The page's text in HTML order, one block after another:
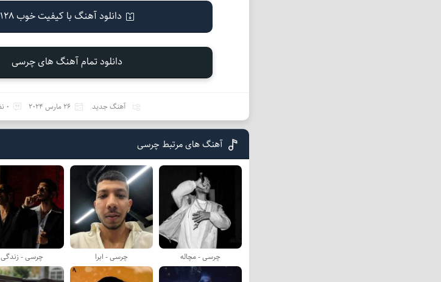
دانلود آهنگ با کیفیت خوب 128
دانلود تمام آهنگ های چرسی
آهنگ جدید 26 مارس 2024 0 نظر
آهنگ های مرتبط چرسی
چرسی - مچاله چرسی - ابرا چرسی - زندگی